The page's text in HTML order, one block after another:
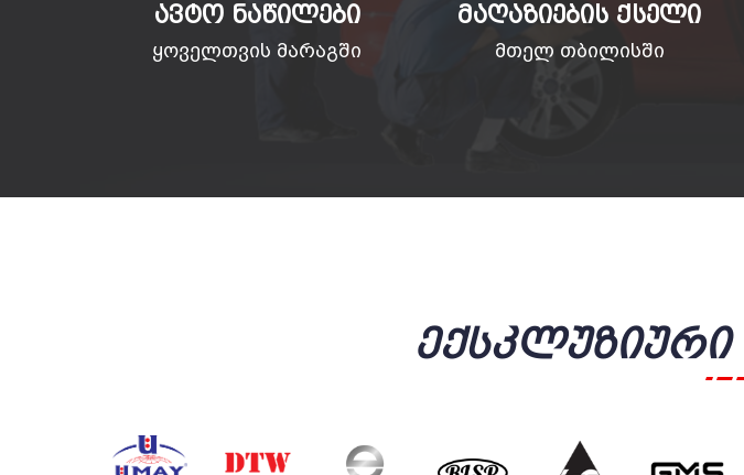
ᲐᲕᲢᲝ ᲜᲐᲬᲘᲚᲔᲑᲘ
ყოველთვის მარაგში
ᲛᲐᲦᲐᲖᲘᲔᲑᲘᲡ ᲥᲡᲔᲚᲘ
მთელ თბილისში
Ექსკლუზიური